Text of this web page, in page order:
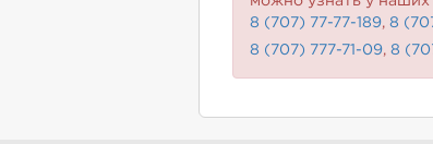
8 (707) 77-77-189, 8
8 (707) 777-71-09, 8